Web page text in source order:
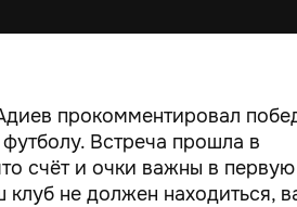
прокомментировал
Встреча прошла в
счёт и очки важны в первую
не должен находиться,